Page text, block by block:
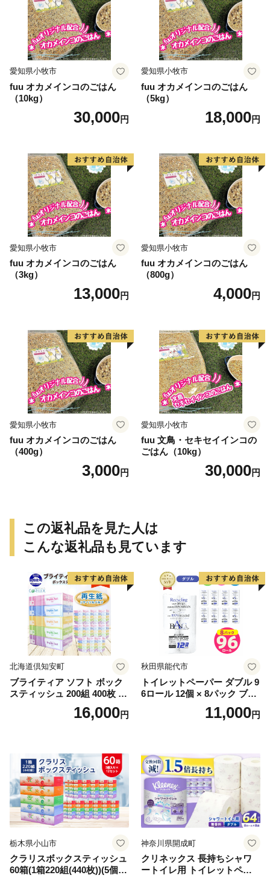
愛知県小牧市
fuu オカメインコのごはん
（10kg）
30,000円
愛知県小牧市
fuu オカメインコのごはん
（5kg）
18,000円
愛知県小牧市
fuu オカメインコのごはん
（3kg）
13,000円
愛知県小牧市
fuu オカメインコのごはん
（800g）
4,000円
愛知県小牧市
fuu オカメインコのごはん
（400g）
3,000円
愛知県小牧市
fuu 文鳥・セキセイインコの
ごはん（10kg）
30,000円
この返礼品を見た人は
こんな返礼品も見ています
北海道倶知安町
ブライティア ソフト ボック
スティッシュ 200組 400枚 60
箱 日本製 まとめ買い ティッ
シュ リサイクル 長持 防災 常
倶知安町 日用品
16,000円
秋田県能代市
トイレットペーパー ダブル 9
6ロール 12個 × 8パック ブラ
ンカ 再生紙 100％ 芯あり 日
用品 消耗品 無香料 生活用品
11,000円
栃木県小山市
クラリスボックスティッシュ
60箱(1箱220組(440枚))(5個入
神奈川県開成町
クリネックス 長持ちシャワ
ートイレ用 トイレットペー